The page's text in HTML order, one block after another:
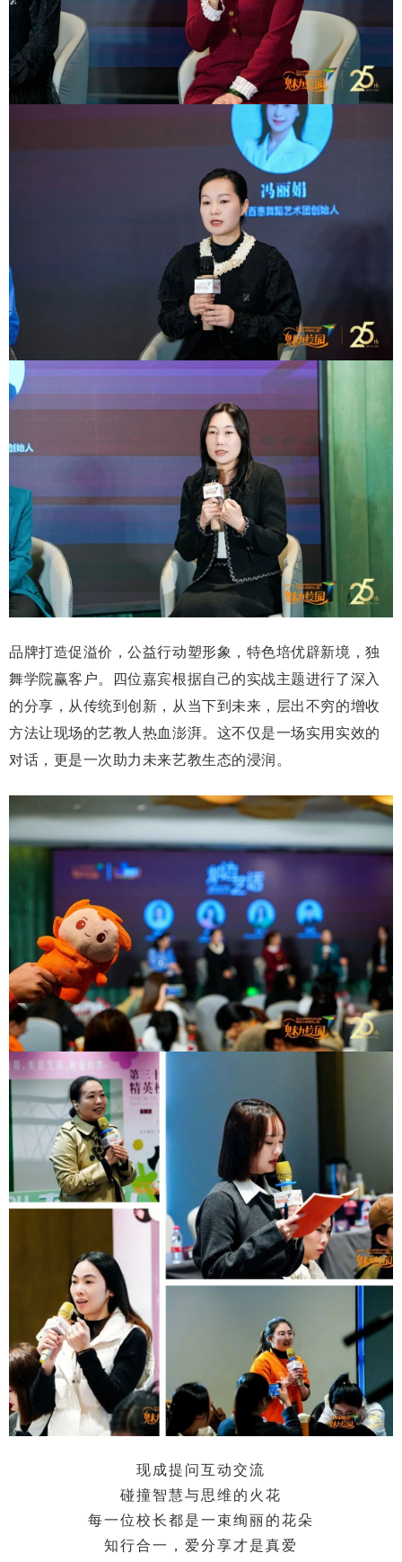
品牌打造促溢价，公益行动塑形象，特色培优辟新境，独
舞学院赢客户。四位嘉宾根据自己的实战主题进行了深入
的分享，从传统到创新，从当下到未来，层出不穷的增收
方法让现场的艺教人热血澎湃。这不仅是一场实用实效的
对话，更是一次助力未来艺教生态的浸润。
现成提问互动交流
碰撞智慧与思维的火花
每一位校长都是一束绚丽的花朵
知行合一，爱分享才是真爱